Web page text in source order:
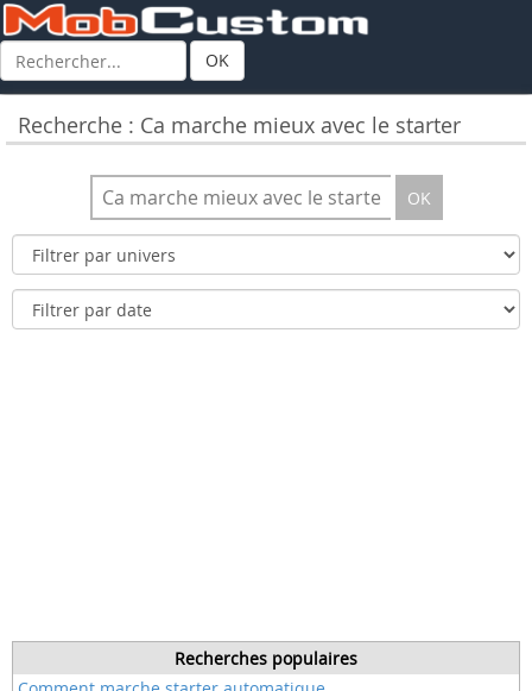
OK
Recherche : Ca marche mieux avec le starter
OK
Recherches populaires